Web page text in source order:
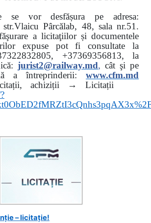
se vor desfășura pe adresa:
Pârcălab, 48, sala nr.51.
a licitaţiilor și documentele
expuse pot fi consultate la
+37369356813, la
jurist2@railway.md, cât şi pe
a întreprinderii:
www.cfm.md
licitații, achiziții → Licitații
– licitație!